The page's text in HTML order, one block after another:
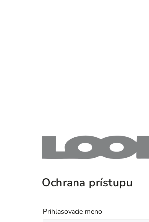
Ochrana prístupu
Prihlasovacie meno